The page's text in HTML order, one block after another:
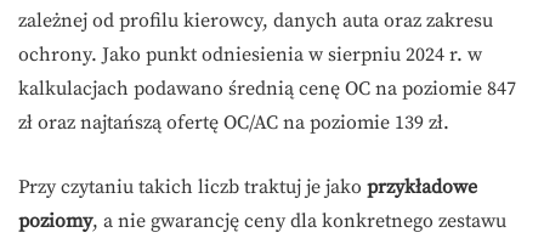
zależnej od profilu kierowcy, danych auta oraz zakresu
ochrony. Jako punkt odniesienia w sierpniu 2024 r. w
kalkulacjach podawano średnią cenę OC na poziomie 847
zł oraz najtańszą ofertę OC/AC na poziomie 139 zł.
Przy czytaniu takich liczb traktuj je jako przykładowe
poziomy, a nie gwarancję ceny dla konkretnego zestawu